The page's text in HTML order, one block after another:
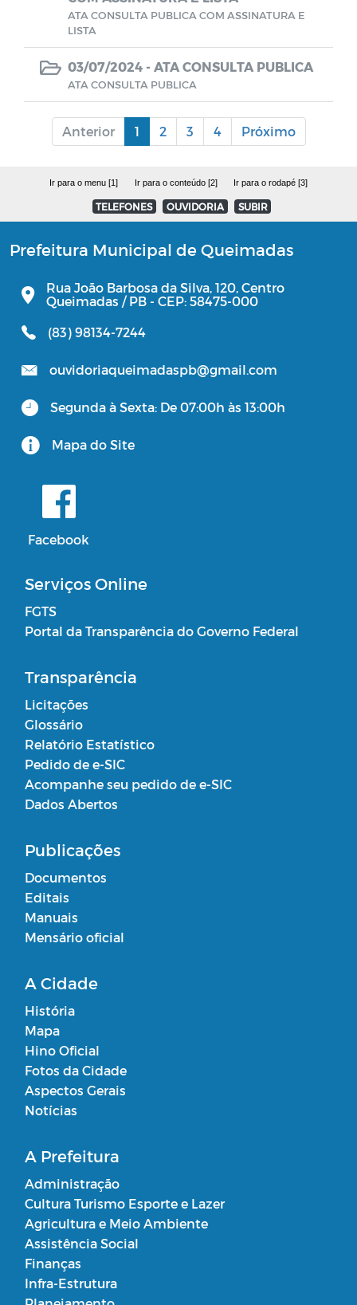
ATA CONSULTA PUBLICA COM ASSINATURA E
LISTA
03/07/2024 - ATA CONSULTA PUBLICA
ATA CONSULTA PUBLICA
Anterior 1 2 3 4 Próximo
Ir para o menu [1] Ir para o conteúdo [2] Ir para o rodapé [3]
TELEFONES OUVIDORIA SUBIR
Prefeitura Municipal de Queimadas
Rua João Barbosa da Silva, 120, Centro
Queimadas / PB - CEP: 58475-000
(83) 98134-7244
ouvidoriaqueimadaspb@gmail.com
Segunda à Sexta: De 07:00h às 13:00h
Mapa do Site
Facebook
Serviços Online
FGTS
Portal da Transparência do Governo Federal
Transparência
Licitações
Glossário
Relatório Estatístico
Pedido de e-SIC
Acompanhe seu pedido de e-SIC
Dados Abertos
Publicações
Documentos
Editais
Manuais
Mensário oficial
A Cidade
História
Mapa
Hino Oficial
Fotos da Cidade
Aspectos Gerais
Notícias
A Prefeitura
Administração
Cultura Turismo Esporte e Lazer
Agricultura e Meio Ambiente
Assistência Social
Finanças
Infra-Estrutura